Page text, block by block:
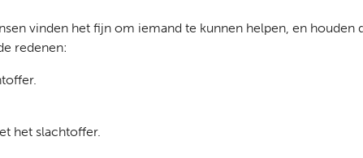
vinden het fijn om iemand te kunnen helpen, en houden
redenen:
het slachtoffer.